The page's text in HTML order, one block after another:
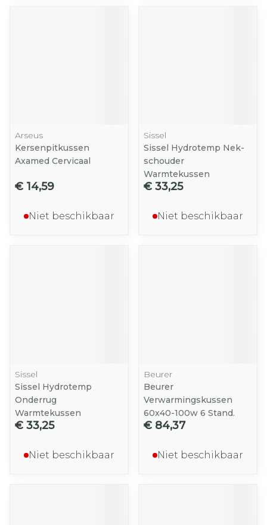
Arseus
Kersenpitkussen
Axamed Cervicaal
€ 14,59
Niet beschikbaar
Sissel
Sissel Hydrotemp Nek-
schouder
Warmtekussen
€ 33,25
Niet beschikbaar
Sissel
Sissel Hydrotemp
Onderrug
Warmtekussen
€ 33,25
Niet beschikbaar
Beurer
Beurer
Verwarmingskussen
60x40-100w 6 Stand.
€ 84,37
Niet beschikbaar